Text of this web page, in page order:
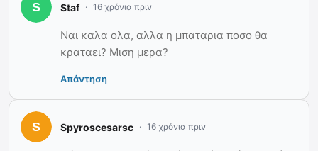
Staf 16 χρόνια πριν
Nαι καλα ολα, αλλα η μπαταρια ποσο θα
κραταει? Μιση μερα?
Απάντηση
Spyroscesarsc 16 χρόνια πριν